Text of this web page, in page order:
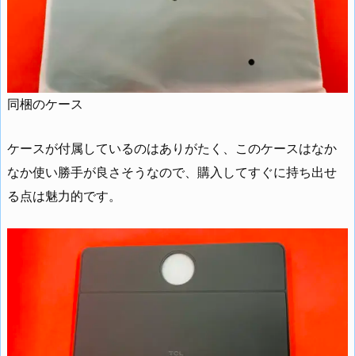
同梱のケース
ケースが付属しているのはありがたく、このケースはなか
なか使い勝手が良さそうなので、購入してすぐに持ち出せ
る点は魅力的です。